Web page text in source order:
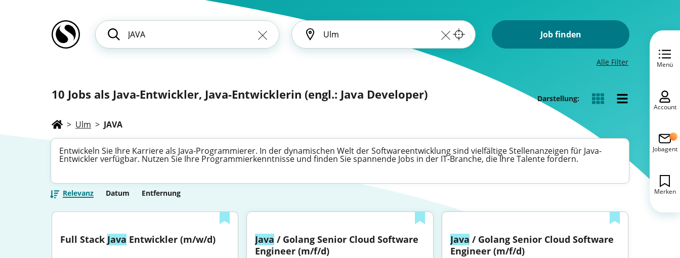
Job finden
Alle Filter
10 Jobs als Java-Entwickler, Java-Entwicklerin (engl.: Java Developer) Darstellung:
> Ulm > JAVA
Entwickeln Sie Ihre Karriere als Java-Programmierer. In der dynamischen Welt der Softwareentwicklung sind vielfältige Stellenanzeigen für Java-
Entwickler verfügbar. Nutzen Sie Ihre Programmierkenntnisse und finden Sie spannende Jobs in der IT-Branche, die Ihre Talente fordern.
Relevanz Datum Entfernung
Full Stack Java Entwickler (m/w/d) Java / Golang Senior Cloud Software
Engineer (m/f/d)
Java / Golang Senior Cloud Software
Engineer (m/f/d)
Menü
Account
Jobagent
Merken